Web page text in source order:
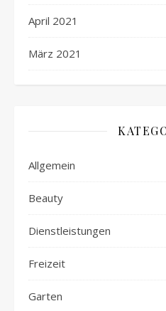
April 2021
März 2021
Allgemein
Beauty
Dienstleistungen
Freizeit
Garten